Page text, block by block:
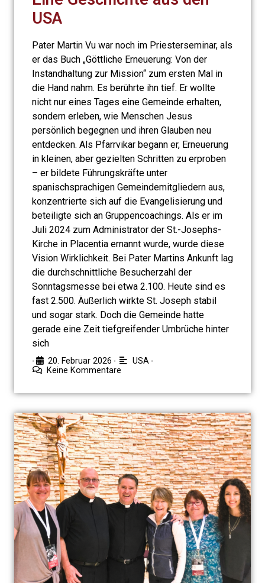
USA
Pater Martin Vu war noch im Priesterseminar, als
er das Buch „Göttliche Erneuerung: Von der
Instandhaltung zur Mission“ zum ersten Mal in
die Hand nahm. Es berührte ihn tief. Er wollte
nicht nur eines Tages eine Gemeinde erhalten,
sondern erleben, wie Menschen Jesus
persönlich begegnen und ihren Glauben neu
entdecken. Als Pfarrvikar begann er, Erneuerung
in kleinen, aber gezielten Schritten zu erproben
– er bildete Führungskräfte unter
spanischsprachigen Gemeindemitgliedern aus,
konzentrierte sich auf die Evangelisierung und
beteiligte sich an Gruppencoachings. Als er im
Juli 2024 zum Administrator der St.-Josephs-
Kirche in Placentia ernannt wurde, wurde diese
Vision Wirklichkeit. Bei Pater Martins Ankunft lag
die durchschnittliche Besucherzahl der
Sonntagsmesse bei etwa 2.100. Heute sind es
fast 2.500. Äußerlich wirkte St. Joseph stabil
und sogar stark. Doch die Gemeinde hatte
gerade eine Zeit tiefgreifender Umbrüche hinter
sich
• 20. Februar 2026 • USA •
Keine Kommentare